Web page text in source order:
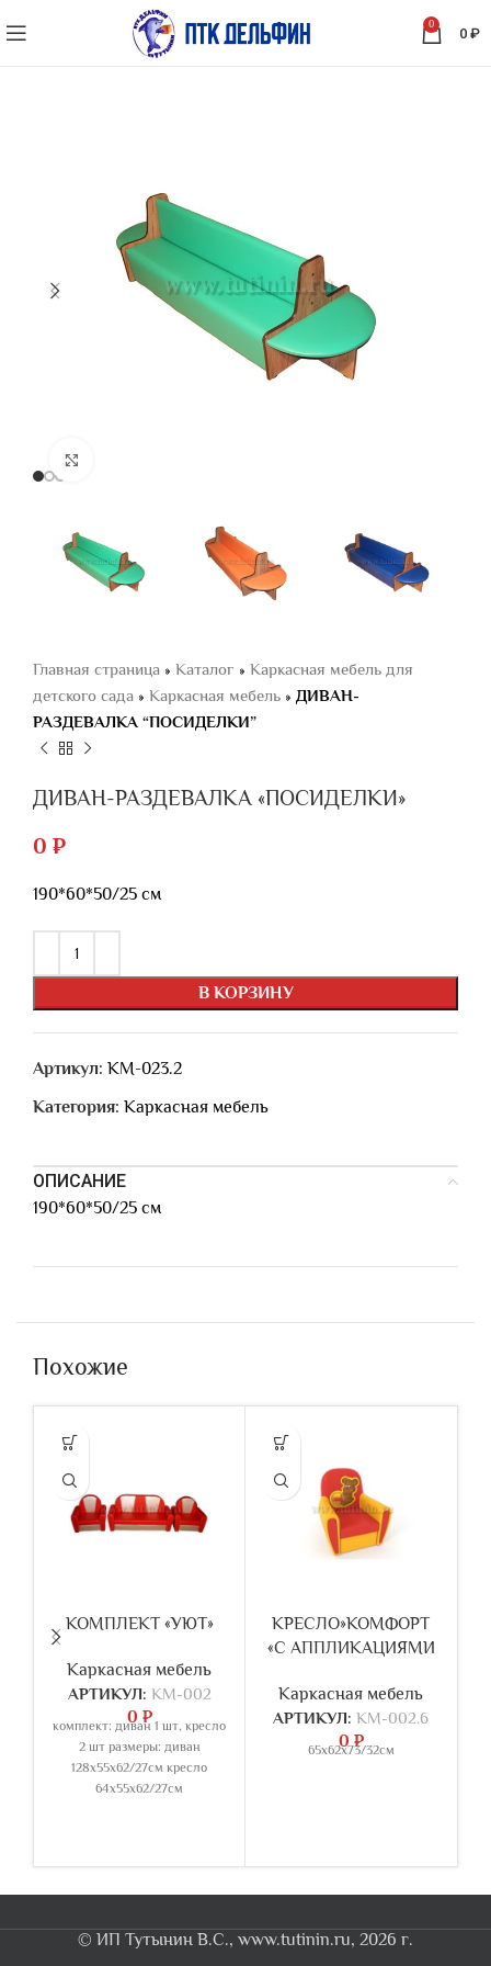
0
0 ₽
Главная страница » Каталог » Каркасная мебель для
детского сада » Каркасная мебель » ДИВАН-
РАЗДЕВАЛКА “ПОСИДЕЛКИ”
ДИВАН-РАЗДЕВАЛКА «ПОСИДЕЛКИ»
0 ₽
190*60*50/25 см
В КОРЗИНУ
Артикул: КМ-023.2
Категория: Каркасная мебель
ОПИСАНИЕ
190*60*50/25 см
Похожие
КОМПЛЕКТ «УЮТ»
Каркасная мебель
АРТИКУЛ: КМ-002
0 ₽
комплект: диван 1 шт, кресло
2 шт размеры: диван
128х55х62/27см кресло
64х55х62/27см
КРЕСЛО»КОМФОРТ
«С АППЛИКАЦИЯМИ
Каркасная мебель
АРТИКУЛ: КМ-002.6
0₽
65х62х73/32см
© ИП Тутынин В.С., www.tutinin.ru, 2026 г.